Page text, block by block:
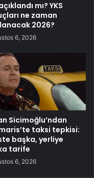
mı? YKS
ne zaman
2026?
6, 2026
Sicimoğlu’ndan
taksi tepkisi:
başka, yerliye
tarife
6, 2026